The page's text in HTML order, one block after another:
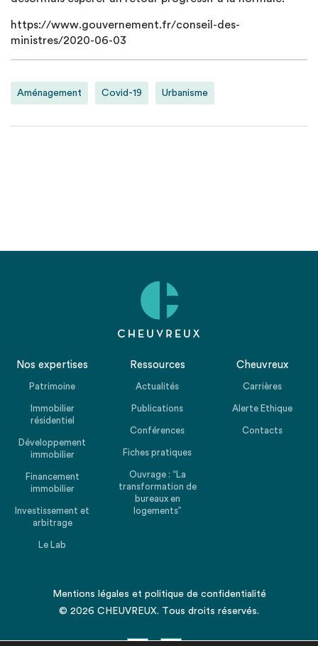
https://www.gouvernement.fr/conseil-des-
ministres/2020-06-03
Aménagement Covid-19 Urbanisme
Nos expertises
Patrimoine
Immobilier
résidentiel
Développement
immobilier
Financement
immobilier
Investissement et
arbitrage
Le Lab
Ressources
Actualités
Publications
Conférences
Fiches pratiques
Ouvrage : “La
transformation de
bureaux en
logements”
Cheuvreux
Carrières
Alerte Ethique
Contacts
Mentions légales et politique de confidentialité
© 2026 CHEUVREUX. Tous droits réservés.